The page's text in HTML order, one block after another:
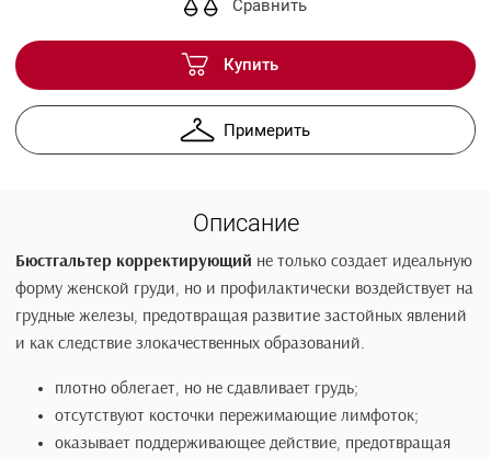
Сравнить
Примерить
Бюстгальтер корректирующийне только создает
форму женской груди, но и профилактически